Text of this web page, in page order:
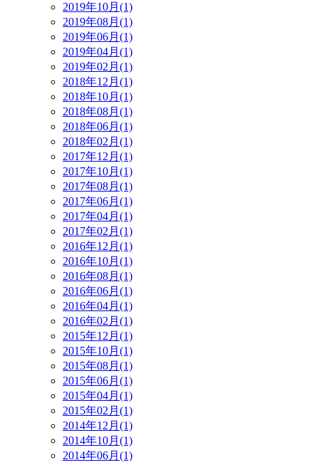
2019年10月(1)
2019年08月(1)
2019年06月(1)
2019年04月(1)
2019年02月(1)
2018年12月(1)
2018年10月(1)
2018年08月(1)
2018年06月(1)
2018年02月(1)
2017年12月(1)
2017年10月(1)
2017年08月(1)
2017年06月(1)
2017年04月(1)
2017年02月(1)
2016年12月(1)
2016年10月(1)
2016年08月(1)
2016年06月(1)
2016年04月(1)
2016年02月(1)
2015年12月(1)
2015年10月(1)
2015年08月(1)
2015年06月(1)
2015年04月(1)
2015年02月(1)
2014年12月(1)
2014年10月(1)
2014年06月(1)